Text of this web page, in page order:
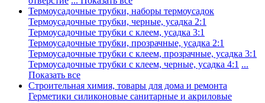
Термоусадочные трубки, наборы термоусадок
Термоусадочные трубки, черные, усадка 2:1
Термоусадочные трубки с клеем, усадка 3:1
Термоусадочные трубки, прозрачные, усадка 2:1
Термоусадочные трубки с клеем, прозрачные, усадка 3:1
Термоусадочные трубки с клеем, черные, усадка 4:1 ...
Показать все
Строительная химия, товары для дома и ремонта
Герметики силиконовые санитарные и акриловые